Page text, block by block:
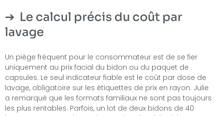
Le calcul précis du coût par
lavage
Un piège fréquent pour le consommateur est de se fier
uniquement au prix facial du bidon ou du paquet de
capsules. Le seul indicateur fiable est le coût par dose de
lavage, obligatoire sur les étiquettes de prix en rayon. Julie
a remarqué que les formats familiaux ne sont pas toujours
les plus rentables. Parfois, un lot de deux bidons de 40